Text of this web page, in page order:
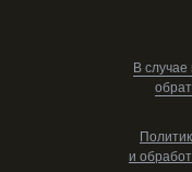
и
В случае